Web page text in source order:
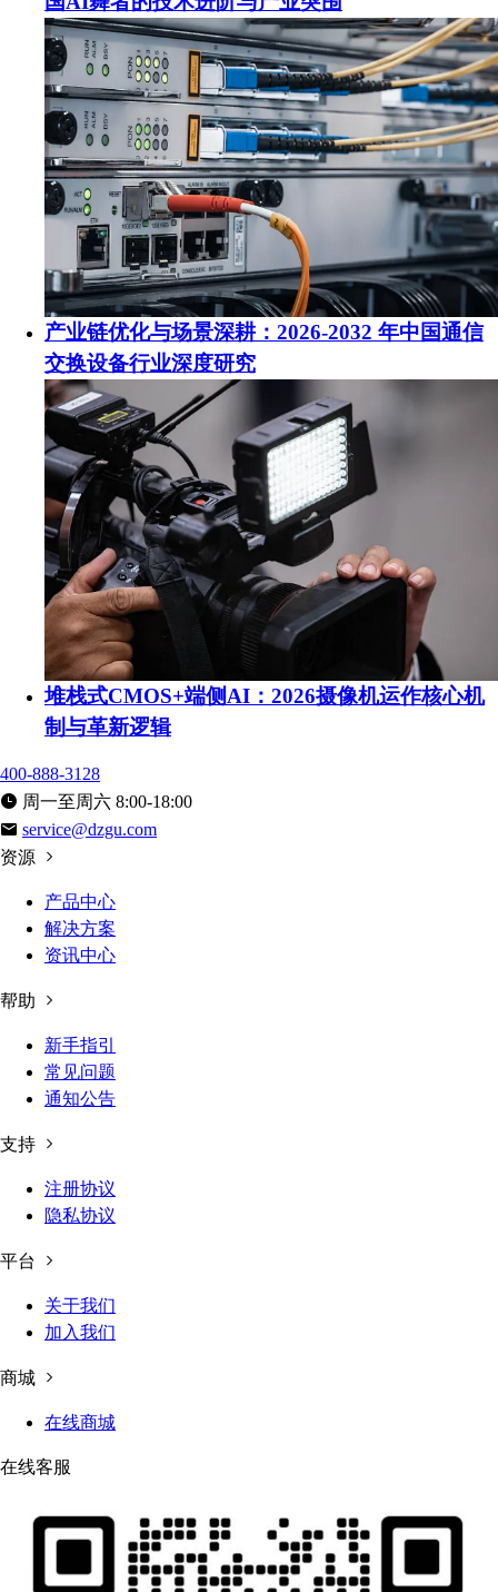
产业链优化与场景深耕：2026-2032 年中国通信
交换设备行业深度研究
堆栈式CMOS+端侧AI：2026摄像机运作核心机
制与革新逻辑
400-888-3128
周一至周六 8:00-18:00
service@dzgu.com
资源
产品中心
解决方案
资讯中心
帮助
新手指引
常见问题
通知公告
支持
注册协议
隐私协议
平台
关于我们
加入我们
商城
在线商城
在线客服